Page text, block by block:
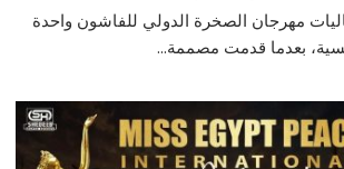
مهرجان الصخرة الدولي للفاشون واحدة
بعدما قدمت مصممة...